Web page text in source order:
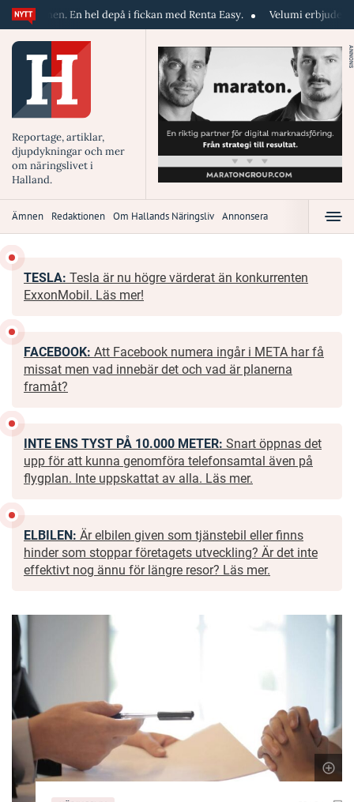
depå i fickan med Renta Easy. Velumi erbjuder blixtsnabb,
Reportage, artiklar,
djupdykningar och mer
om näringslivet i
Halland.
ANNONS
Ämnen Redaktionen Om Hallands Näringsliv Annonsera
TESLA: Tesla är nu högre värderat än konkurrenten
ExxonMobil. Läs mer!
FACEBOOK: Att Facebook numera ingår i META har få
missat men vad innebär det och vad är planerna
framåt?
INTE ENS TYST PÅ 10.000 METER: Snart öppnas det
upp för att kunna genomföra telefonsamtal även på
flygplan. Inte uppskattat av alla. Läs mer.
ELBILEN: Är elbilen given som tjänstebil eller finns
hinder som stoppar företagets utveckling? Är det inte
effektivt nog ännu för längre resor? Läs mer.